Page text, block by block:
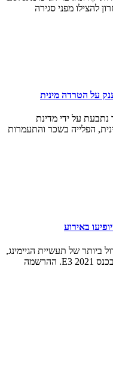
על הטרדה מינית
נתבעת על ידי מדינת
הפלייה בשכר והתעמרות
ביותר של תעשיית הגיימינג,
פורסמו רשימות המשחקים שיופיעו בכנס E3 2021. ההרשמה